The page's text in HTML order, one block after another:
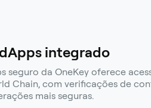
integrado
seguro da OneKey oferece
Chain, com verificações de
mais seguras.